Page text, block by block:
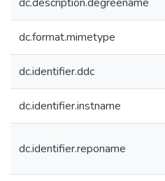
dc.format.mimetype
dc.identifier.ddc
dc.identifier.instname
dc.identifier.reponame